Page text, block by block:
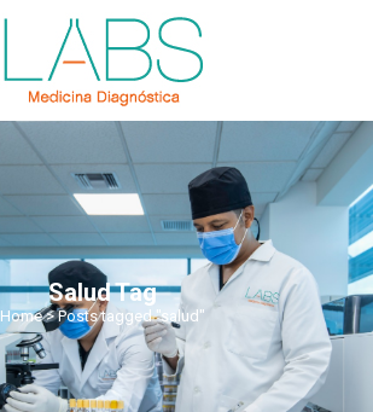
Salud Tag
Home>Posts tagged "salud"